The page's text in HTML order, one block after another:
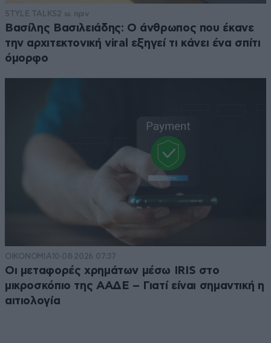
STYLE TALKS 2 ω. πριν
Βασίλης Βασιλειάδης: Ο άνθρωπος που έκανε
την αρχιτεκτονική viral εξηγεί τι κάνει ένα σπίτι
όμορφο
ΟΙΚΟΝΟΜΙΑ10·08·2026 07:37
Οι μεταφορές χρημάτων μέσω IRIS στο
μικροσκόπιο της ΑΑΔΕ – Γιατί είναι σημαντική η
αιτιολογία